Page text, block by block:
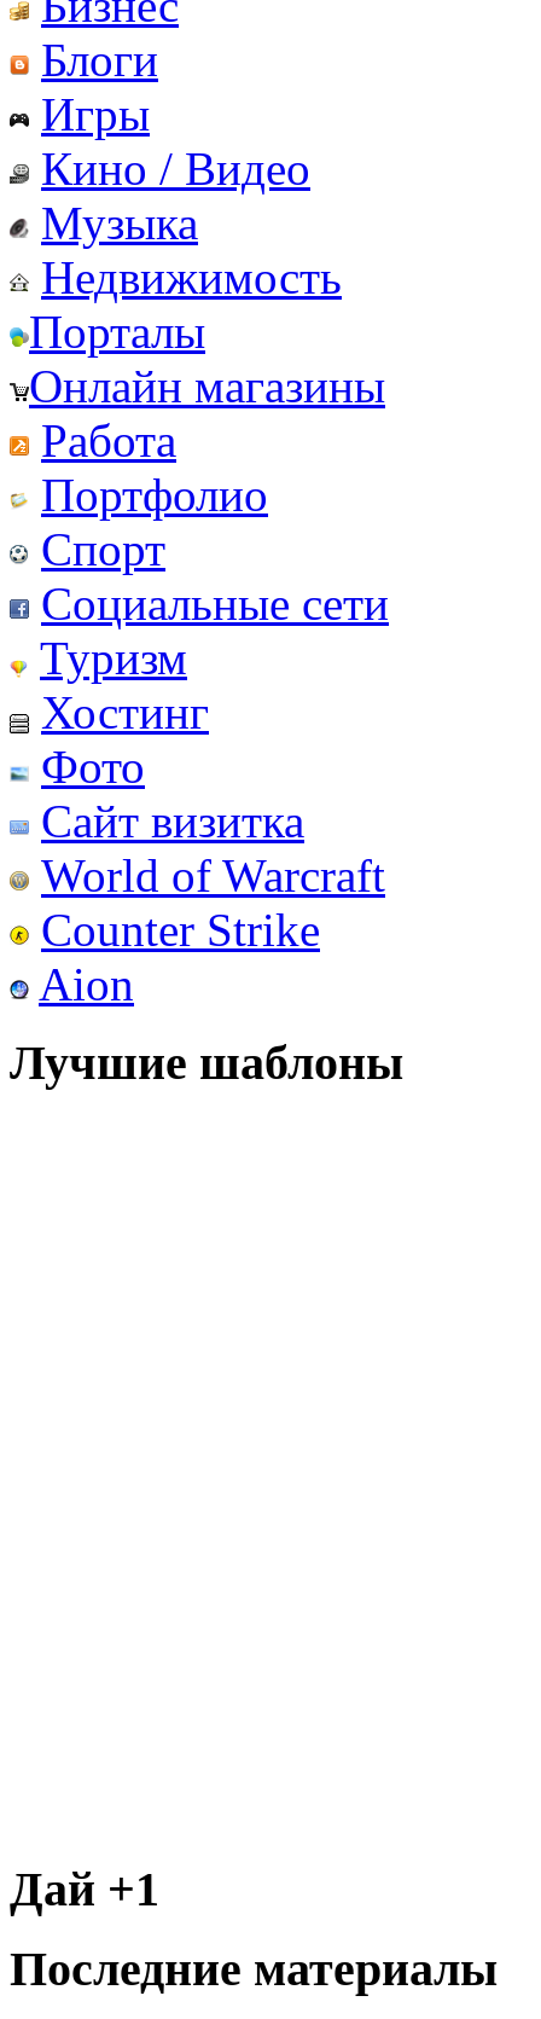
Блоги
Игры
Кино / Видео
Музыка
Недвижимость
Порталы
Онлайн магазины
Работа
Портфолио
Спорт
Социальные сети
Туризм
Хостинг
Фото
Сайт визитка
World of Warcraft
Counter Strike
Aion
Лучшие шаблоны
Дай +1
Последние материалы